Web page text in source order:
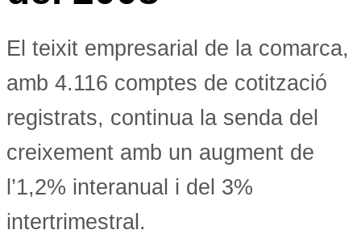
El teixit empresarial de la comarca,
amb 4.116 comptes de cotització
registrats, continua la senda del
creixement amb un augment de
l’1,2% interanual i del 3%
intertrimestral.